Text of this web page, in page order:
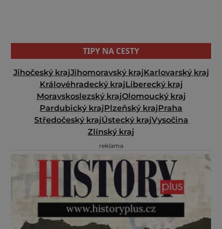
TIPY NA CESTY
Jihočeský krajJihomoravský krajKarlovarský kraj
Královéhradecký krajLiberecký kraj
Moravskoslezský krajOlomoucký kraj
Pardubický krajPlzeňský krajPraha
Středočeský krajÚstecký krajVysočina
Zlínský kraj
reklama